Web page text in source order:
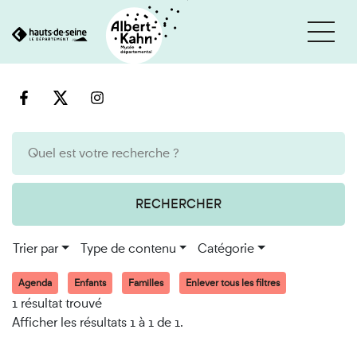
au
RECHERCHER
Trier par Type de contenu Catégorie
Agenda Enfants Familles Enlever tous les filtres
1 résultat trouvé
Afficher les résultats 1 à 1 de 1.
Cookies et traceurs utilisés sur ce site